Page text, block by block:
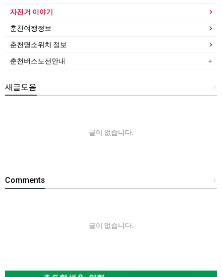
자전거 이야기
춘천여행정보
춘천명소위치 정보
춘천버스노선안내
+
새글모음
글이 없습니다.
+
Comments
글이 없습니다.